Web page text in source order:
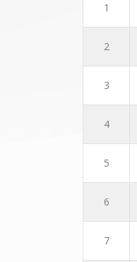
1
2
3
4
5
6
7